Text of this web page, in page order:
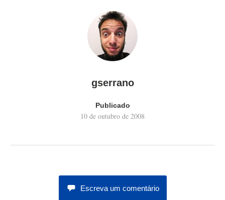
gserrano
Publicado
10 de outubro de 2008
Escreva um comentário